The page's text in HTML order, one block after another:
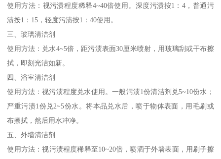
使用方法：视污渍程度稀释4~40倍使用。深度污渍按1：4，普通污
渍按1：15，轻度污渍按1：40使用。
三、玻璃清洁剂
使用方法：兑水4~5倍，距污渍表面30厘米喷射，用玻璃刮或干布擦
拭，即刻光洁如新。
四、浴室清洁剂
使用方法：视污渍程度兑水使用。一般污渍1份清洁剂兑5~10份水；
严重污渍1份兑2~5份水。将本品兑水后，喷于物体表面，用毛刷或
布擦拭，然后用水冲净。
五、外墙清洁剂
使用方法：视污渍程度稀释至10~20倍，喷洒于外墙表面，用刷子擦